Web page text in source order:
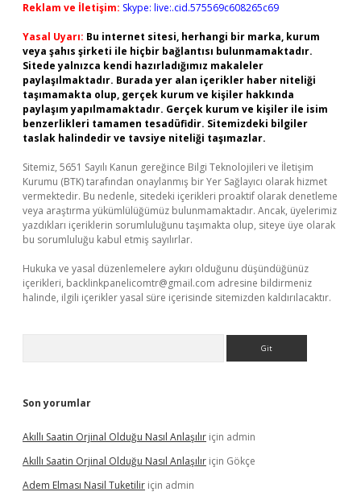
Reklam ve İletişim: Skype: live:.cid.575569c608265c69
Yasal Uyarı: Bu internet sitesi, herhangi bir marka, kurum
veya şahıs şirketi ile hiçbir bağlantısı bulunmamaktadır.
Sitede yalnızca kendi hazırladığımız makaleler
paylaşılmaktadır. Burada yer alan içerikler haber niteliği
taşımamakta olup, gerçek kurum ve kişiler hakkında
paylaşım yapılmamaktadır. Gerçek kurum ve kişiler ile isim
benzerlikleri tamamen tesadüfidir. Sitemizdeki bilgiler
taslak halindedir ve tavsiye niteliği taşımazlar.
Sitemiz, 5651 Sayılı Kanun gereğince Bilgi Teknolojileri ve İletişim
Kurumu (BTK) tarafından onaylanmış bir Yer Sağlayıcı olarak hizmet
vermektedir. Bu nedenle, sitedeki içerikleri proaktif olarak denetleme
veya araştırma yükümlülüğümüz bulunmamaktadır. Ancak, üyelerimiz
yazdıkları içeriklerin sorumluluğunu taşımakta olup, siteye üye olarak
bu sorumluluğu kabul etmiş sayılırlar.
Hukuka ve yasal düzenlemelere aykırı olduğunu düşündüğünüz
içerikleri, backlinkpanelicomtr@gmail.com adresine bildirmeniz
halinde, ilgili içerikler yasal süre içerisinde sitemizden kaldırılacaktır.
Son yorumlar
Akıllı Saatin Orjinal Olduğu Nasıl Anlaşılır için admin
Akıllı Saatin Orjinal Olduğu Nasıl Anlaşılır için Gökçe
Adem Elması Nasil Tuketilir için admin